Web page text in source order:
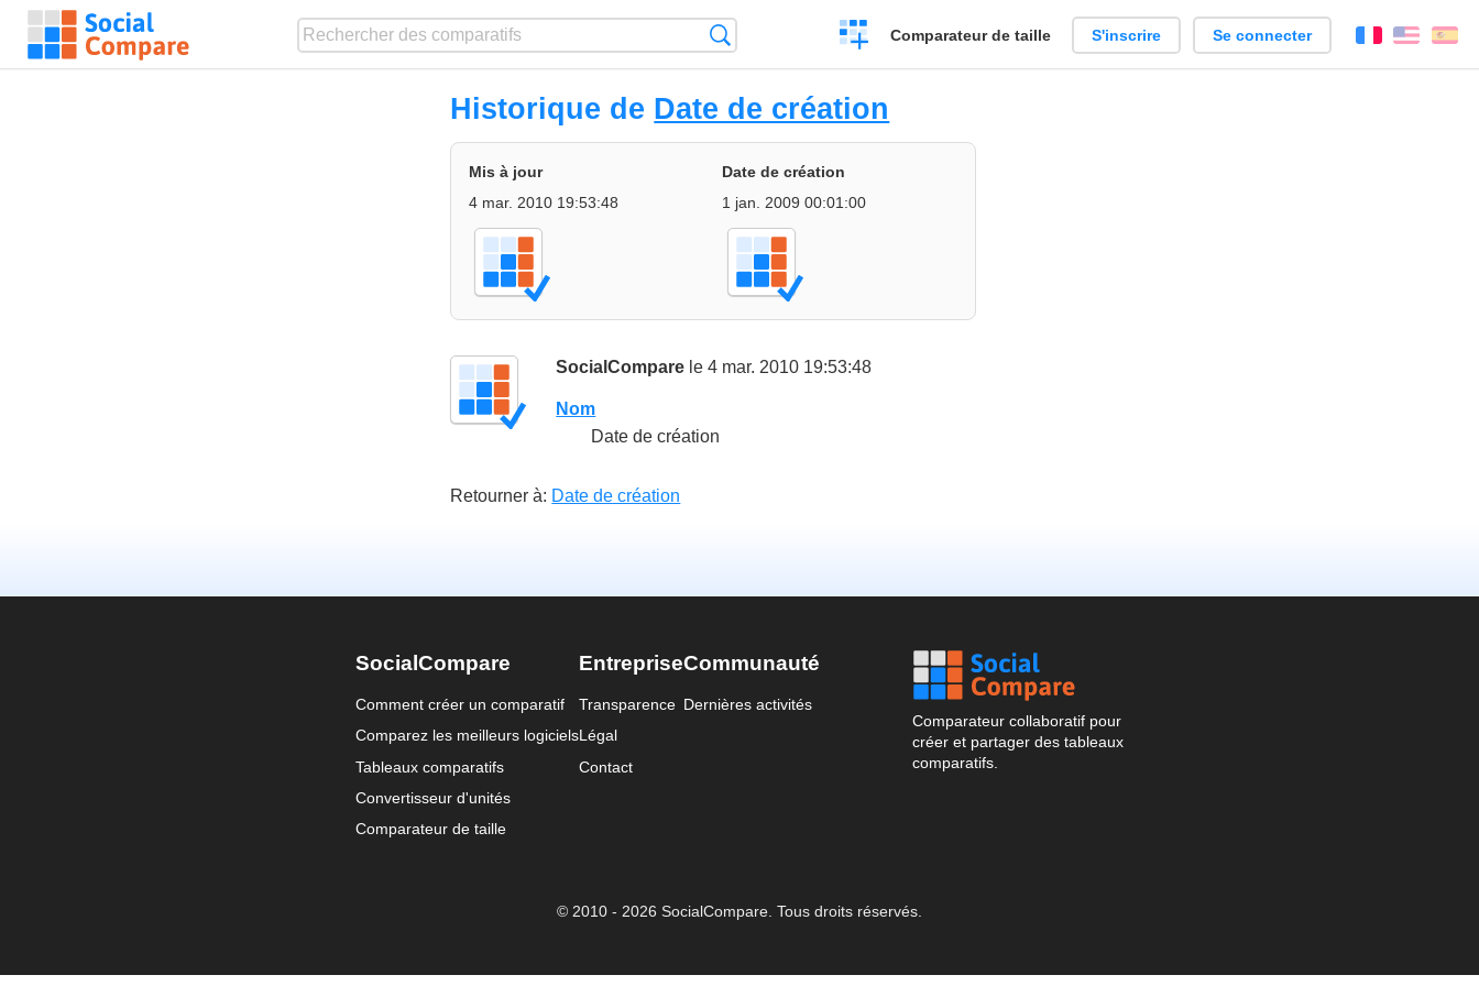
Créer
un
comparatif
Comparateur de taille S'inscrire Se connecter FrançaisEnglish
Historique de Date de création
Mis à jour
4 mar. 2010 19:53:48
Date de création
1 jan. 2009 00:01:00
SocialCompare le 4 mar. 2010 19:53:48
Nom
Date de création
Retourner à: Date de création
SocialCompare
Comment créer un comparatif
Comparez les meilleurs logiciels
Tableaux comparatifs
Convertisseur d'unités
Comparateur de taille
Entreprise
Transparence
Légal
Contact
Communauté
Dernières activités
Comparateur collaboratif pour
créer et partager des tableaux
comparatifs.
© 2010 - 2026 SocialCompare. Tous droits réservés.